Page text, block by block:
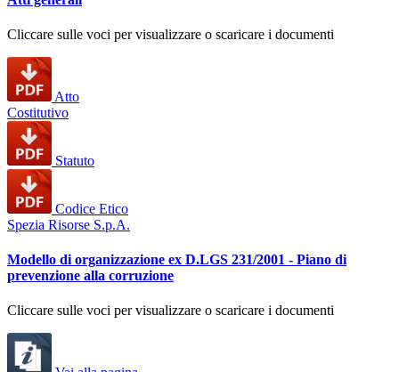
Cliccare sulle voci per visualizzare o scaricare i documenti
Atto
Costitutivo
Statuto
Codice Etico
Spezia Risorse S.p.A.
Modello di organizzazione ex D.LGS 231/2001 - Piano di
prevenzione alla corruzione
Cliccare sulle voci per visualizzare o scaricare i documenti